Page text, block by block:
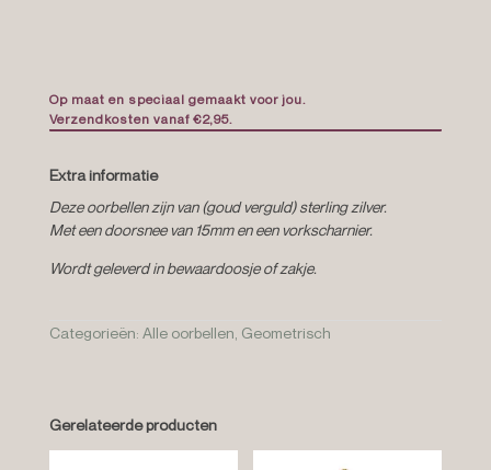
Op maat en speciaal gemaakt voor jou.
Verzendkosten vanaf €2,95.
Extra informatie
Deze oorbellen zijn van (goud verguld) sterling zilver.
Met een doorsnee van 15mm en een vorkscharnier.
Wordt geleverd in bewaardoosje of zakje.
Categorieën: Alle oorbellen Geometrisch
Gerelateerde producten